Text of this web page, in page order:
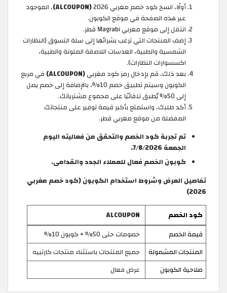
أولًا، انسخ كود خصم مغربي 2026 (ALCOUPON)
، الموجود
عبر هذه الصفحة في موقع الكوبون.
انتقل إلى موقع مغربي Magrabi قطر.
إضف المنتجات التي ترغب بشرائها إلى سلة التسوق (النظارات
الشمسية والطبية، العدسات اللاصقة الملونة والطبية،
اكسسوارات النظارات).
بعد ذلك، قم بإدخال رمز كود مغربي(ALCOUPON)
في مربع
الكوبون وسيتم تطبيق خصم 10%، بالإضافة إلى خصم يصل
إلى 50% يٌطبق تلقائيًا على مجموع مشترياتك.
أكد طلبك، واستمتع بأكبر قيمة توفير على منتجاتك
المفضلة من موقع مغربي قطر.
تم تجربة كود الخصم والتحقق من فعاليته اليوم
الجمعة 7/8/2026.
كوبون الخصم فعال للعملاء الجدد والقدامى.
تفاصيل العرض وشروط استخدام الكوبون (كود خصم مغربي
2026)
كود الخصم
ALCOUPON
قيمة الخصم
خصومات حتى 50% + كوبون 10%
المنتجات المشمولة
جميع المنتجات باستثناء منتجات كارتييه
صلاحية الكوبون
عرض فعال